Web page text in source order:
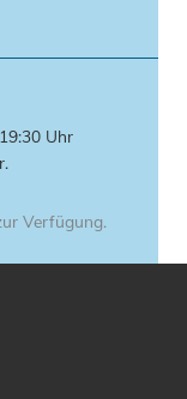
Uhr
Verfügung.